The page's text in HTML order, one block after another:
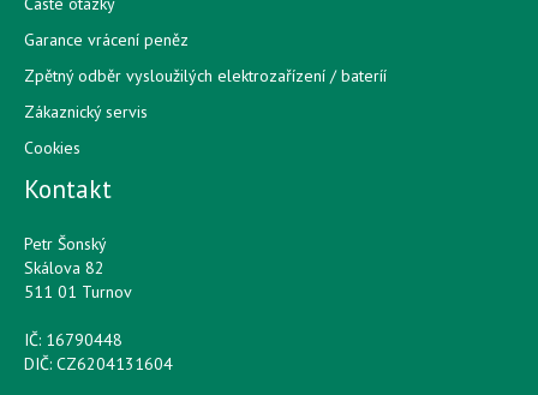
Garance vrácení peněz
Zpětný odběr vysloužilých elektrozařízení / bateríí
Zákaznický servis
Cookies
Kontakt
Petr Šonský
Skálova 82
511 01 Turnov
IČ: 16790448
DIČ: CZ6204131604